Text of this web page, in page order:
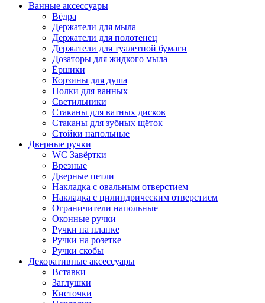
Ванные аксессуары
Вёдра
Держатели для мыла
Держатели для полотенец
Держатели для туалетной бумаги
Дозаторы для жидкого мыла
Ёршики
Корзины для душа
Полки для ванных
Светильники
Стаканы для ватных дисков
Стаканы для зубных щёток
Стойки напольные
Дверные ручки
WC Завёртки
Врезные
Дверные петли
Накладка с овальным отверстием
Накладка с цилиндрическим отверстием
Ограничители напольные
Оконные ручки
Ручки на планке
Ручки на розетке
Ручки скобы
Декоративные аксессуары
Вставки
Заглушки
Кисточки